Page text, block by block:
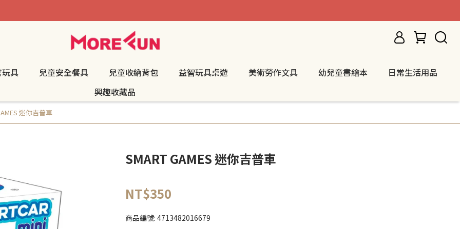
具 兒童安全餐具 兒童收納背包 益智玩具桌遊 美術勞作文具 幼兒童書繪本
日常生活用品
興趣收藏品
迷你吉普車
SMART GAMES 迷你吉普車
NT$350
商品編號: 4713482016679